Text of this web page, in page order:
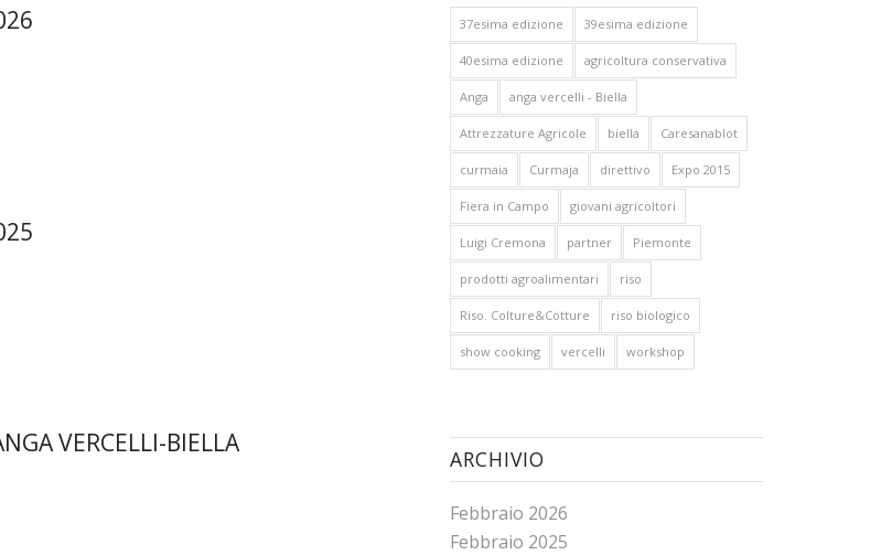
VERCELLI-BIELLA
37esima edizione 39esima edizione
40esima edizione agricoltura conservativa
Anga anga vercelli - Biella
Attrezzature Agricole biella Caresanablot
curmaia Curmaja direttivo Expo 2015
Fiera in Campo giovani agricoltori
Luigi Cremona partner Piemonte
prodotti agroalimentari riso
Riso. Colture&Cotture riso biologico
show cooking vercelli workshop
ARCHIVIO
Febbraio 2026
Febbraio 2025